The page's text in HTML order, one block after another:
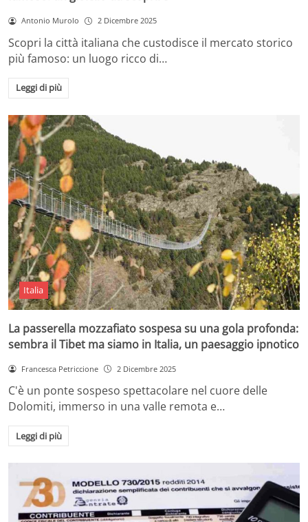
Antonio Murolo 2 Dicembre 2025
Scopri la città italiana che custodisce il mercato storico
più famoso: un luogo ricco di…
Leggi di più
Italia
La passerella mozzafiato sospesa su una gola profonda:
sembra il Tibet ma siamo in Italia, un paesaggio ipnotico
Francesca Petriccione 2 Dicembre 2025
C'è un ponte sospeso spettacolare nel cuore delle
Dolomiti, immerso in una valle remota e…
Leggi di più